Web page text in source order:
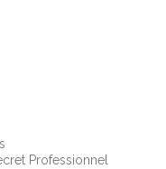
Professionnel